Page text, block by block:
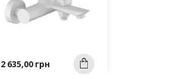
Швидкий
перегляд
Ціна
2 635,00 грн Купити